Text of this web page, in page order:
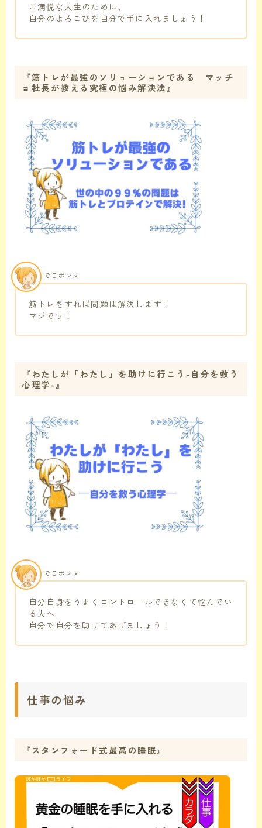
ご満悦な人生のために、
自分のよろこびを自分で手に入れましょう！
『筋トレが最強のソリューションである マッチ
ョ社長が教える究極の悩み解決法』
筋トレをすれば問題は解決します！
マジです！
でこポンヌ
『わたしが「わたし」を助けに行こう-自分を救う
心理学-』
自分自身をうまくコントロールできなくて悩んでい
る人へ
自分で自分を助けてあげましょう！
でこポンヌ
仕事の悩み
『スタンフォード式最高の睡眠』